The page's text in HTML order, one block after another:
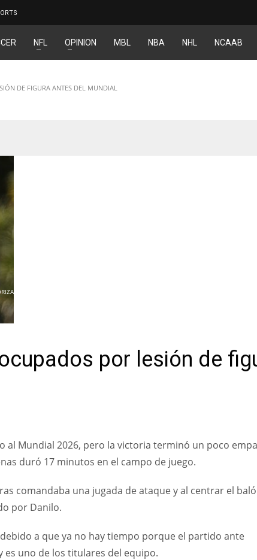
NFL OPINION MBL NBA NHL NCAAB
DE FIGURA ANTES DEL MUNDIAL
por lesión de
al Mundial 2026, pero la victoria terminó un poco
duró 17 minutos en el campo de juego.
comandaba una jugada de ataque y al centrar el
por Danilo.
a que ya no hay tiempo porque el partido ante
es uno de los titulares del equipo.